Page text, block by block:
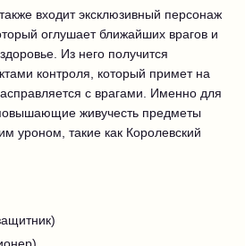
входит эксклюзивный персонаж
оглушает ближайших врагов и
Из него получится
контроля, который примет на
с врагами. Именно для
живучесть предметы
уроном, такие как Королевский